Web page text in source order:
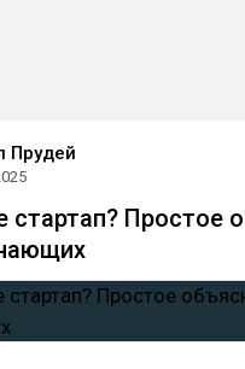
Прудей
стартап? Простое